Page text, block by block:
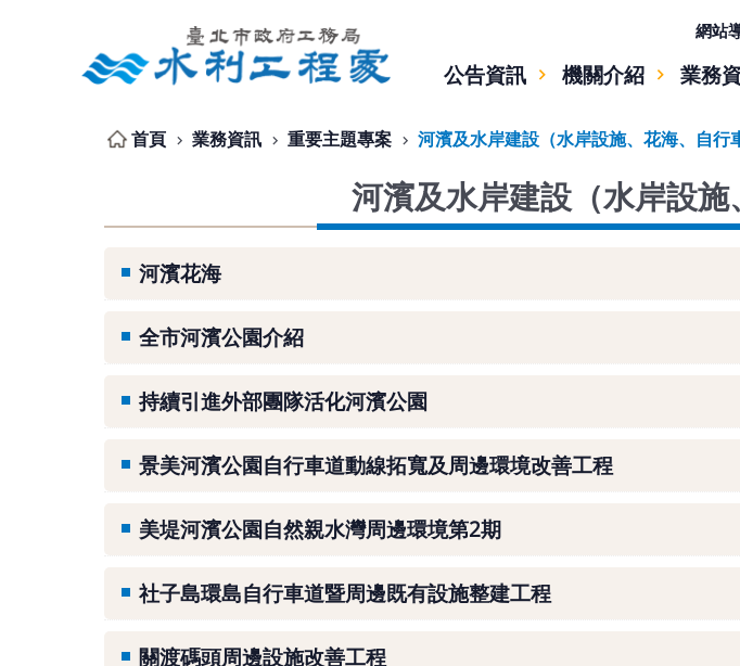
網站
公告資訊 機關介紹 業務
首頁 業務資訊 重要主題專案 河濱及水岸建設（水岸設施、花海、自行
河濱及水岸建設（水岸設施
河濱花海
全市河濱公園介紹
持續引進外部團隊活化河濱公園
景美河濱公園自行車道動線拓寬及周邊環境改善工程
美堤河濱公園自然親水灣周邊環境第2期
社子島環島自行車道暨周邊既有設施整建工程
關渡碼頭周邊設施改善工程